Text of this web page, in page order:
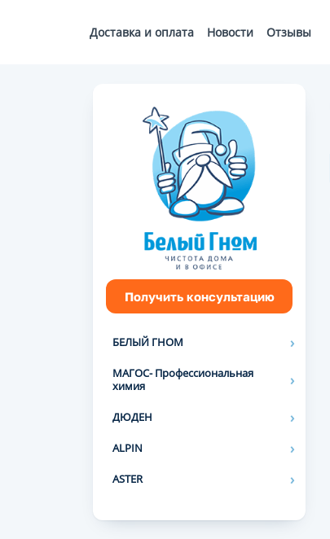
Доставка и оплата Новости Отзывы
Получить консультацию
БЕЛЫЙ ГНОМ
МАГОС- Профессиональная
химия
ДЮДЕН
ALPIN
ASTER